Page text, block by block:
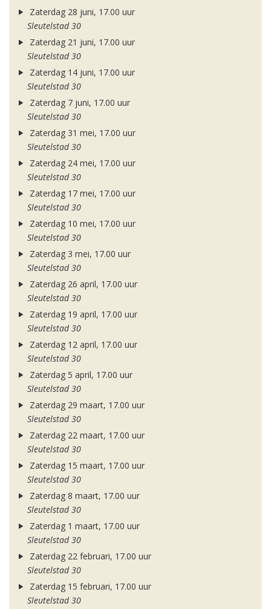
Zaterdag 28 juni, 17.00 uur
Sleutelstad 30
Zaterdag 21 juni, 17.00 uur
Sleutelstad 30
Zaterdag 14 juni, 17.00 uur
Sleutelstad 30
Zaterdag 7 juni, 17.00 uur
Sleutelstad 30
Zaterdag 31 mei, 17.00 uur
Sleutelstad 30
Zaterdag 24 mei, 17.00 uur
Sleutelstad 30
Zaterdag 17 mei, 17.00 uur
Sleutelstad 30
Zaterdag 10 mei, 17.00 uur
Sleutelstad 30
Zaterdag 3 mei, 17.00 uur
Sleutelstad 30
Zaterdag 26 april, 17.00 uur
Sleutelstad 30
Zaterdag 19 april, 17.00 uur
Sleutelstad 30
Zaterdag 12 april, 17.00 uur
Sleutelstad 30
Zaterdag 5 april, 17.00 uur
Sleutelstad 30
Zaterdag 29 maart, 17.00 uur
Sleutelstad 30
Zaterdag 22 maart, 17.00 uur
Sleutelstad 30
Zaterdag 15 maart, 17.00 uur
Sleutelstad 30
Zaterdag 8 maart, 17.00 uur
Sleutelstad 30
Zaterdag 1 maart, 17.00 uur
Sleutelstad 30
Zaterdag 22 februari, 17.00 uur
Sleutelstad 30
Zaterdag 15 februari, 17.00 uur
Sleutelstad 30